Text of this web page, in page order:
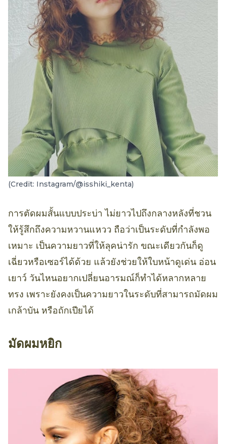
(Credit: Instagram/@isshiki_kenta)
การตัดผมสั้นแบบประบ่า ไม่ยาวไปถึงกลางหลังที่ชวน
ให้รู้สึกถึงความหวานแหวว ถือว่าเป็นระดับที่กำลังพอ
เหมาะ เป็นความยาวที่ให้ลุคน่ารัก ขณะเดียวกันก็ดู
เฉี่ยวหรือเซอร์ได้ด้วย แล้วยังช่วยให้ใบหน้าดูเด่น อ่อน
เยาว์ วันไหนอยากเปลี่ยนอารมณ์ก็ทำได้หลากหลาย
ทรง เพราะยังคงเป็นความยาวในระดับที่สามารถมัดผม
เกล้าบัน หรือถักเปียได้
มัดผมหยิก